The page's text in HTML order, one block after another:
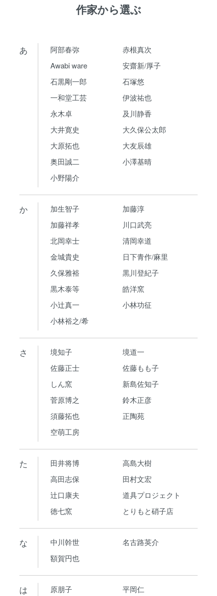
作家から選ぶ
あ 阿部春弥
赤根真次
Awabi ware
安齋新/厚子
石黒剛一郎
石塚悠
一和堂工芸
伊波祐也
永木卓
及川静香
大井寛史
大久保公太郎
大原拓也
大友辰雄
奥田誠二
小澤基晴
小野陽介
か 加生智子
加藤淳
加藤祥孝
川口武亮
北岡幸士
清岡幸道
金城貴史
日下青作/麻里
久保雅裕
黒川登紀子
黒木泰等
皓洋窯
小辻真一
小林功征
小林裕之/希
さ 境知子
境道一
佐藤正士
佐藤もも子
しん窯
新島佐知子
菅原博之
鈴木正彦
須藤拓也
正陶苑
空萌工房
た 田井将博
高島大樹
高田志保
田村文宏
辻口康夫
道具プロジェクト
徳七窯
とりもと硝子店
な 中川幹世
名古路英介
額賀円也
は 原朋子
平岡仁